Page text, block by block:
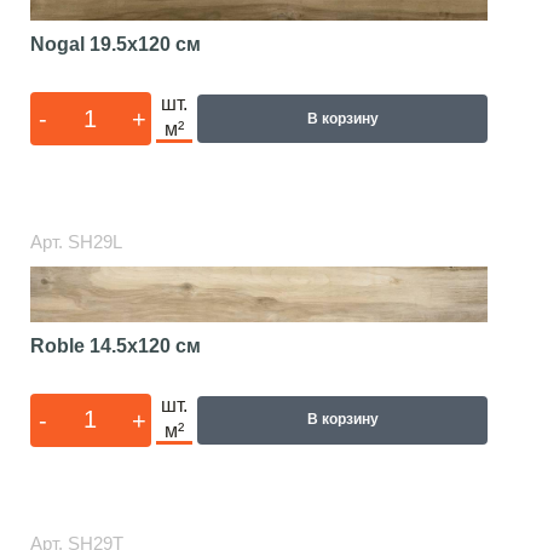
Nogal 19.5x120 см
- +
шт.
м²
В корзину
Арт. SH29L
Roble 14.5x120 см
- +
шт.
м²
В корзину
Арт. SH29T